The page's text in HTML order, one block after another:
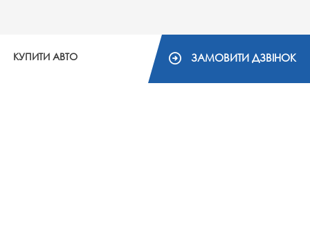
КУПИТИ АВТО ЗАМОВИТИ ДЗВІНОК